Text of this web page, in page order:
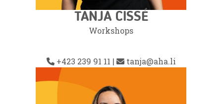
TANJA CISSÉ
Workshops
+423 239 91 11 | tanja@aha.li